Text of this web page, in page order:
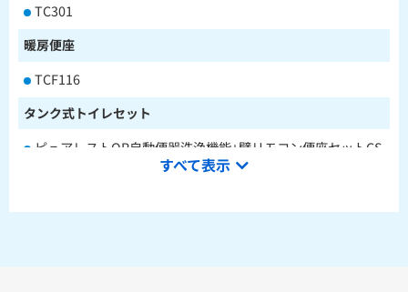
TC301
暖房便座
TCF116
タンク式トイレセット
ピュアレストQR自動便器洗浄機能+壁リモコン便座セットCS
232BM+SH233BA+TCF4714AK
すべて表示